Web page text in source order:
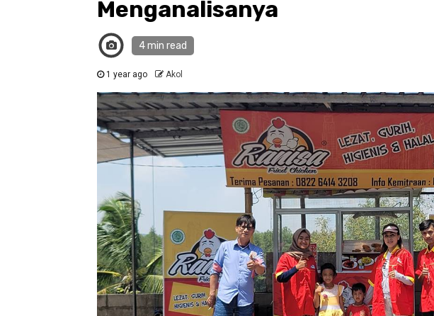
Menganalisanya
4 min read
1 year ago Akol